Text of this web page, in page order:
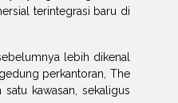
terintegrasi baru di
lebih dikenal
perkantoran, The
kawasan, sekaligus